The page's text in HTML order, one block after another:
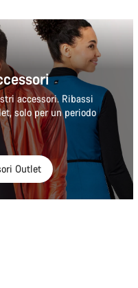
accessori. Ribassi
solo per un periodo
Outlet